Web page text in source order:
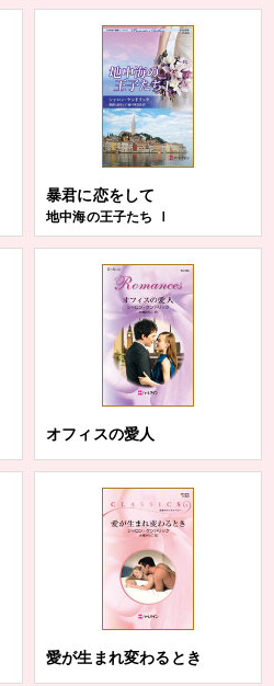
暴君に恋をして
地中海の王子たち Ⅰ
オフィスの愛人
愛が生まれ変わるとき